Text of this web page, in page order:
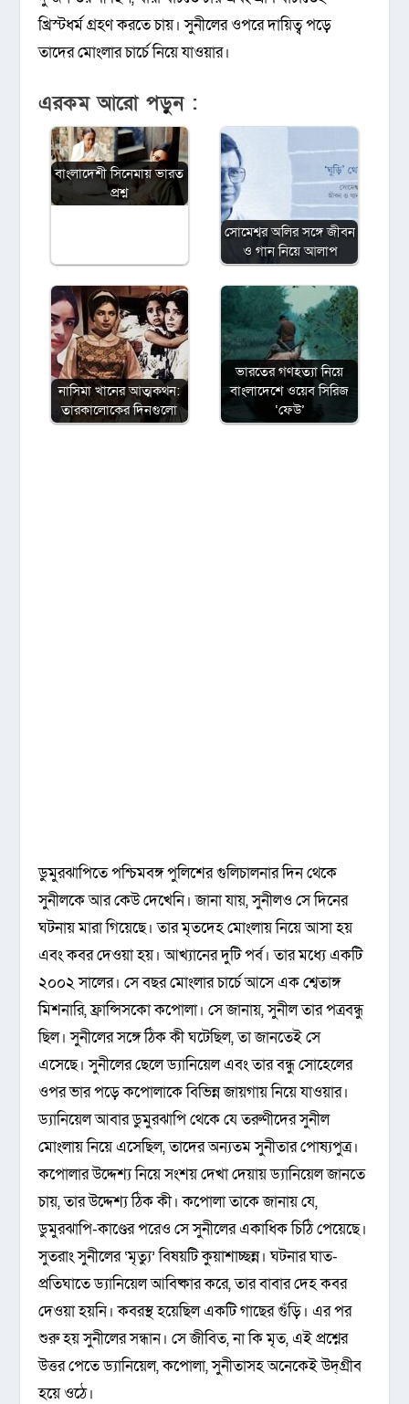
খ্রিস্টধর্ম গ্রহণ করতে চায়। সুনীলের ওপরে দায়িত্ব পড়ে
তাদের মোংলার চার্চে নিয়ে যাওয়ার।
এরকম আরো পড়ুন :
বাংলাদেশী সিনেমায় ভারত
প্রশ্ন
সোমেশ্বর অলির সঙ্গে জীবন
ও গান নিয়ে আলাপ
নাসিমা খানের আত্মকথন:
তারকালোকের দিনগুলো
ভারতের গণহত‍্যা নিয়ে
বাংলাদেশে ওয়েব সিরিজ
‘ফেউ’
ডুমুরঝাপিতে পশ্চিমবঙ্গ পুলিশের গুলিচালনার দিন থেকে
সুনীলকে আর কেউ দেখেনি। জানা যায়, সুনীলও সে দিনের
ঘটনায় মারা গিয়েছে। তার মৃতদেহ মোংলায় নিয়ে আসা হয়
এবং কবর দেওয়া হয়। আখ্যানের দুটি পর্ব। তার মধ্যে একটি
২০০২ সালের। সে বছর মোংলার চার্চে আসে এক শ্বেতাঙ্গ
মিশনারি, ফ্রান্সিসকো কপোলা। সে জানায়, সুনীল তার পত্রবন্ধু
ছিল। সুনীলের সঙ্গে ঠিক কী ঘটেছিল, তা জানতেই সে
এসেছে। সুনীলের ছেলে ড্যানিয়েল এবং তার বন্ধু সোহেলের
ওপর ভার পড়ে কপোলাকে বিভিন্ন জায়গায় নিয়ে যাওয়ার।
ড্যানিয়েল আবার ডুমুরঝাপি থেকে যে তরুণীদের সুনীল
মোংলায় নিয়ে এসেছিল, তাদের অন্যতম সুনীতার পোষ্যপুত্র।
কপোলার উদ্দেশ্য নিয়ে সংশয় দেখা দেয়ায় ড্যানিয়েল জানতে
চায়, তার উদ্দেশ্য ঠিক কী। কপোলা তাকে জানায় যে,
ডুমুরঝাপি-কাণ্ডের পরেও সে সুনীলের একাধিক চিঠি পেয়েছে।
সুতরাং সুনীলের ‘মৃত্যু’ বিষয়টি কুয়াশাচ্ছন্ন। ঘটনার ঘাত-
প্রতিঘাতে ড্যানিয়েল আবিষ্কার করে, তার বাবার দেহ কবর
দেওয়া হয়নি। কবরস্থ হয়েছিল একটি গাছের গুঁড়ি। এর পর
শুরু হয় সুনীলের সন্ধান। সে জীবিত, না কি মৃত, এই প্রশ্নের
উত্তর পেতে ড্যানিয়েল, কপোলা, সুনীতাসহ অনেকেই উদ্‌গ্রীব
হয়ে ওঠে।